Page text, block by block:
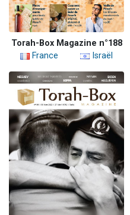
Torah-Box Magazine n°188
France
Israël